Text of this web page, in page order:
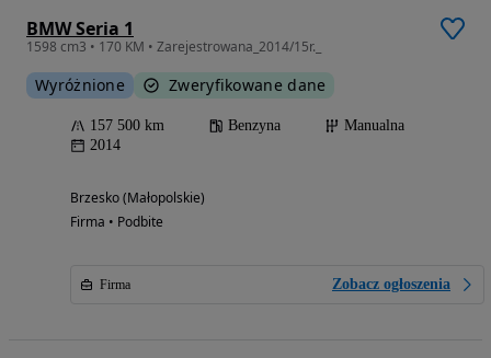
BMW Seria 1
1598 cm3 • 170 KM • Zarejestrowana_2014/15r._
Wyróżnione Zweryfikowane dane
157 500 km Benzyna
Manualna
2014
Brzesko (Małopolskie)
Firma • Podbite
Firma Zobacz ogłoszenia